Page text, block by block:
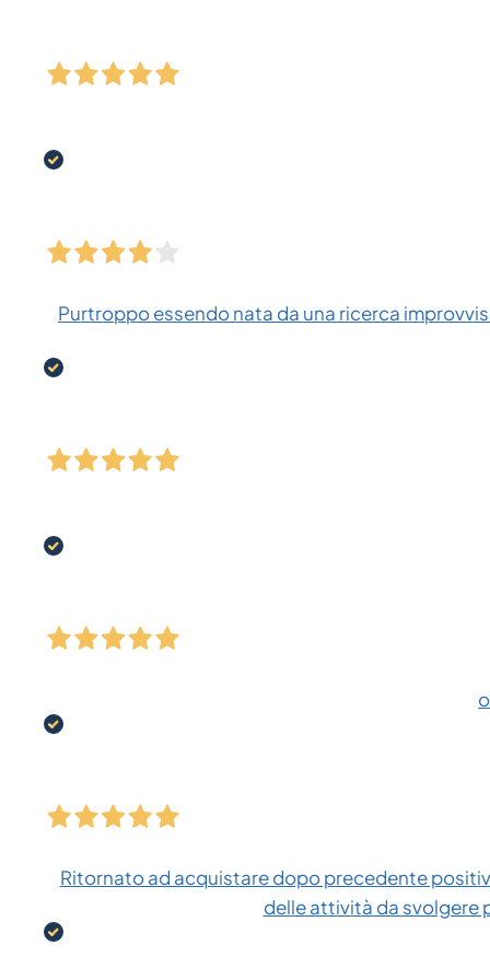
Purtroppo essendo nata da una ricerca
Ritornato ad acquistare dopo precedente
delle attività da svolgere